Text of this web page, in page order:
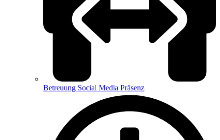
Betreuung Social Media Präsenz